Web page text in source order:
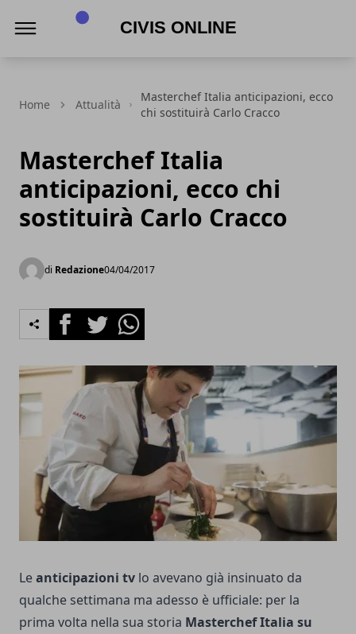
Home Attualità
Masterchef Italia anticipazioni, ecco
chi sostituirà Carlo Cracco
Masterchef Italia
anticipazioni, ecco chi
sostituirà Carlo Cracco
di Redazione04/04/2017
FacebookTwitterWhatsapp
Leanticipazioni tv lo avevano già insinuato da
qualche settimana ma adesso è ufficiale: per la
prima volta nella sua storia Masterchef Italia su